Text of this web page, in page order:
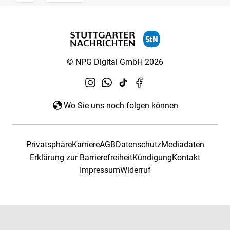
© NPG Digital GmbH 2026
Wo Sie uns noch folgen können
PrivatsphäreKarriereAGBDatenschutzMediadaten
Erklärung zur BarrierefreiheitKündigungKontakt
ImpressumWiderruf